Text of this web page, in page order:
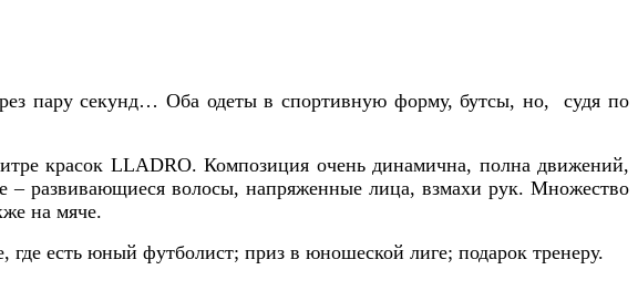
пару секунд… Оба одеты в спортивную форму, бутсы, но, судя по
красок LLADRO. Композиция очень динамична, полна движений,
– развивающиеся волосы, напряженные лица, взмахи рук. Множество
на мяче.
есть юный футболист; приз в юношеской лиге; подарок тренеру.